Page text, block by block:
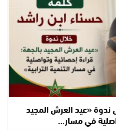
ندوة «عيد العرش المجيد
في مسار…